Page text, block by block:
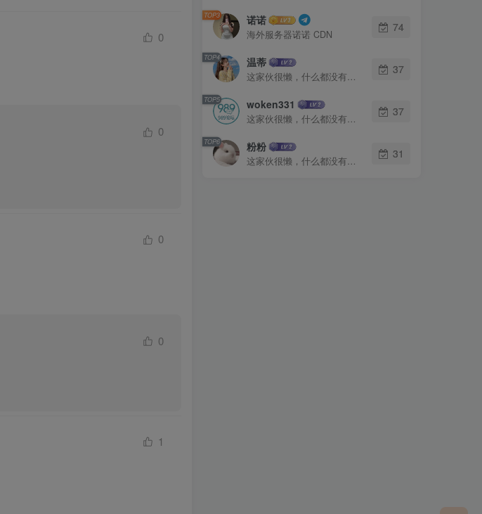
0
0
0
0
1
TOP3 诺诺
海外服务器诺诺 CDN
74
TOP4 温蒂
这家伙很懒，什么都没有写...
37
TOP5 woken331
这家伙很懒，什么都没有写...
37
TOP6 粉粉
这家伙很懒，什么都没有写...
31